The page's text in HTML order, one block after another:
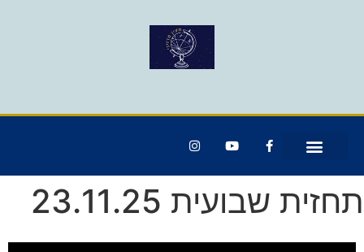
תחזית שבועית 23.11.25